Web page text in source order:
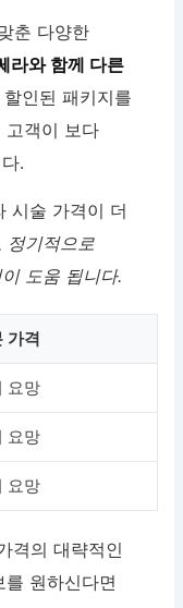
춘 다양한
라와 함께 다른
인된 패키지를
고객이 보다
.
시술 가격이 더
정기적으로
도움 됩니다.
가격
요망
요망
요망
격의 대략적인
원하신다면